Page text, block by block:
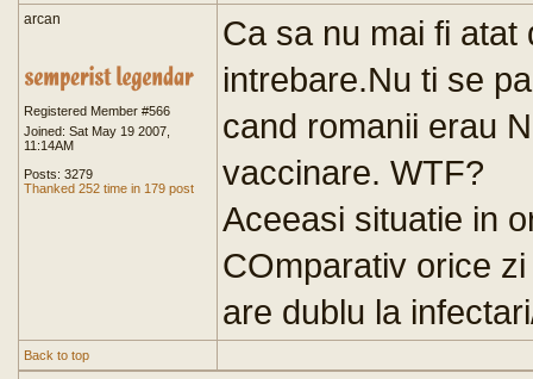
arcan
Registered Member #566
Joined: Sat May 19 2007,
11:14AM
Posts: 3279
Thanked 252 time in 179 post
Ca sa nu mai fi atat
intrebare.Nu ti se
cand romanii erau
vaccinare. WTF?
Aceeasi situatie in
COmparativ orice
are dublu la
Back to top